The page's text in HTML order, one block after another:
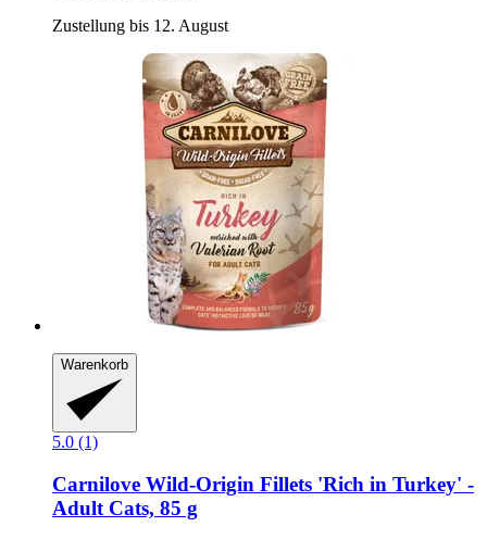
Zustellung bis 12. August
Warenkorb
5.0 (1)
Carnilove Wild-​Origin Fillets 'Rich in Turkey' -​
Adult Cats, 85 g